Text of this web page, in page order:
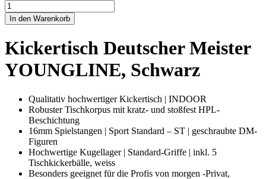
Kickertisch
Deutscher
Meister
Schwarz
Menge
In den Warenkorb
Kickertisch Deutscher Meister
YOUNGLINE, Schwarz
Qualitativ hochwertiger Kickertisch | INDOOR
Robuster Tischkorpus mit kratz- und stoßfest HPL-
Beschichtung
16mm Spielstangen | Sport Standard – ST | geschraubte DM-
Figuren
Hochwertige Kugellager | Standard-Griffe | inkl. 5
Tischkickerbälle, weiss
Besonders geeignet für die Profis von morgen -Privat,